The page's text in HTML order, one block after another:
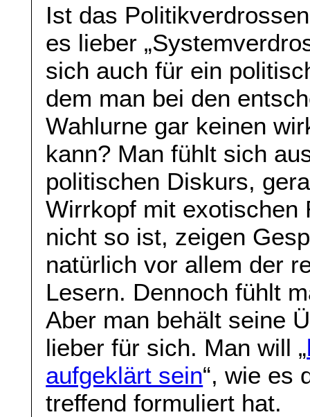
Ist das
es lieber
sich auch für ein
dem man bei den
Wahlurne gar keinen
kann? Man fühlt sich
politischen Diskurs,
Wirrkopf mit exotischen
nicht so ist, zeigen
natürlich vor allem der
Lesern. Dennoch fühlt
Aber man behält seine
lieber für sich. Man will „
aufgeklärt sein“, wie es
treffend formuliert hat.